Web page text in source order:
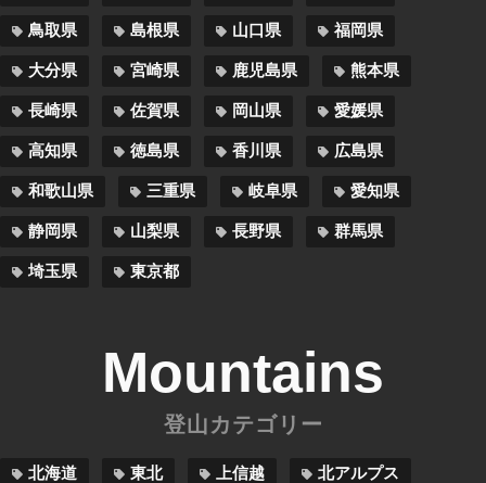
鳥取県 島根県 山口県 福岡県
大分県 宮崎県 鹿児島県 熊本県
長崎県 佐賀県 岡山県 愛媛県
高知県 徳島県 香川県 広島県
和歌山県 三重県 岐阜県 愛知県
静岡県 山梨県 長野県 群馬県
埼玉県 東京都
Mountains
登山カテゴリー
北海道 東北 上信越 北アルプス